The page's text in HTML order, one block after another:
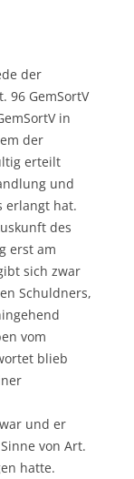
der
96 GemSortV
in
der
erteilt
und
erlangt hat.
des
erst am
sich zwar
Schuldners,
vom
blieb
und er
von Art.
hatte.